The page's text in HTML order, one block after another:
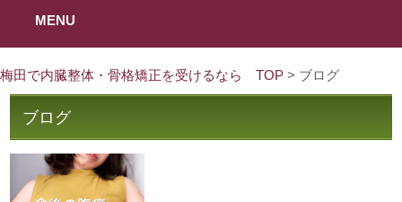
MENU
梅田で内臓整体・骨格矯正を受けるなら TOP > ブログ
ブログ